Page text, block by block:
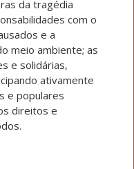
da tragédia
com o
e a
meio ambiente; as
e solidárias,
ativamente
e populares
direitos e